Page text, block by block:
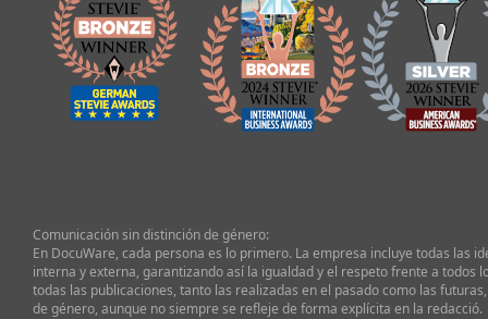
Comunicación sin distinción de género:
En DocuWare, cada persona es lo primero. La empresa incluye todas las
interna y externa, garantizando así la igualdad y el respeto frente a todos
todas las publicaciones, tanto las realizadas en el pasado como las
de género, aunque no siempre se refleje de forma explícita en la redacció.